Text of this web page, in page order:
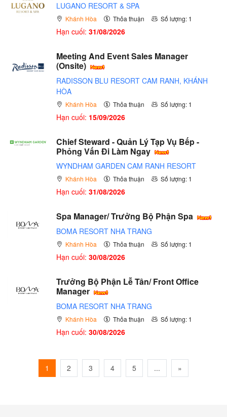
LUGANO RESORT & SPA
Khánh Hòa Thỏa thuận Số lượng: 1
Hạn cuối: 31/08/2026
Meeting And Event Sales Manager
(Onsite)
RADISSON BLU RESORT CAM RANH, KHÁNH
HÒA
Khánh Hòa Thỏa thuận Số lượng: 1
Hạn cuối: 15/09/2026
Chief Steward - Quản Lý Tạp Vụ Bếp -
Phỏng Vấn Đi Làm Ngay
WYNDHAM GARDEN CAM RANH RESORT
Khánh Hòa Thỏa thuận Số lượng: 1
Hạn cuối: 31/08/2026
Spa Manager/ Trưởng Bộ Phận Spa
BOMA RESORT NHA TRANG
Khánh Hòa Thỏa thuận Số lượng: 1
Hạn cuối: 30/08/2026
Trưởng Bộ Phận Lễ Tân/ Front Office
Manager
BOMA RESORT NHA TRANG
Khánh Hòa Thỏa thuận Số lượng: 1
Hạn cuối: 30/08/2026
1 2 3 4 5 ... »